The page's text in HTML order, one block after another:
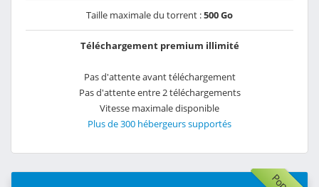
Taille maximale du torrent :500 Go
Téléchargement premium illimité
Pas d'attente avant téléchargement
Pas d'attente entre 2 téléchargements
Vitesse maximale disponible
Plus de 300 hébergeurs supportés